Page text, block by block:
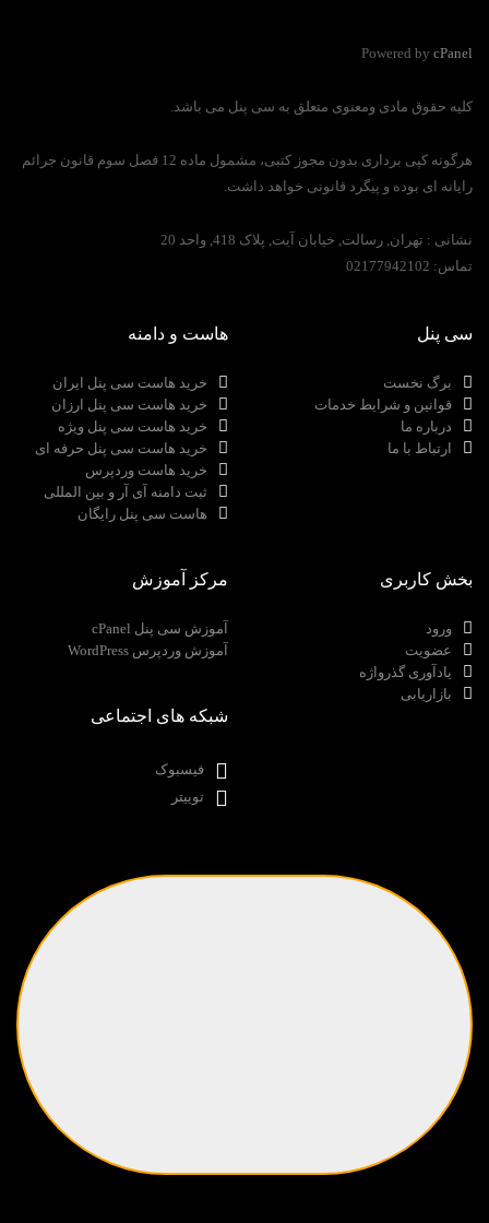
Powered by cPanel
کلیه حقوق مادی ومعنوی متعلق به سی پنل می باشد.
هرگونه کپی برداری بدون مجوز کتبی، مشمول ماده 12 فصل سوم قانون جرائم
رایانه ای بوده و پیگرد قانونی خواهد داشت.
نشانی : تهران, رسالت, خیابان آیت, پلاک 418, واحد 20
تماس:
سی پنل
برگ نخست
قوانین و شرایط خدمات
درباره ما
ارتباط با ما
هاست و دامنه
خرید هاست سی پنل ایران
خرید هاست سی پنل ارزان
خرید هاست سی پنل ویژه
خرید هاست سی پنل حرفه ای
خرید هاست وردپرس
ثبت دامنه آی آر و بین المللی
هاست سی پنل رایگان
بخش کاربری
ورود
عضویت
یادآوری گذرواژه
بازاریابی
مرکز آموزش
آموزش سی پنل cPanel
آموزش وردپرس WordPress
شبکه های اجتماعی
فیسبوک
توییتر